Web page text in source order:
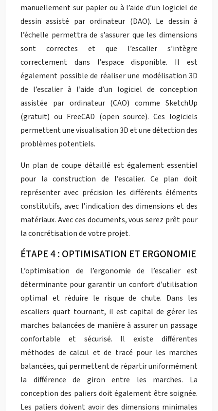
manuellement sur papier ou à l’aide d’un logiciel de
dessin assisté par ordinateur (DAO). Le dessin à
l’échelle permettra de s’assurer que les dimensions
sont correctes et que l’escalier s’intègre
correctement dans l’espace disponible. Il est
également possible de réaliser une modélisation 3D
de l’escalier à l’aide d’un logiciel de conception
assistée par ordinateur (CAO) comme SketchUp
(gratuit) ou FreeCAD (open source). Ces logiciels
permettent une visualisation 3D et une détection des
problèmes potentiels.
Un plan de coupe détaillé est également essentiel
pour la construction de l’escalier. Ce plan doit
représenter avec précision les différents éléments
constitutifs, avec l’indication des dimensions et des
matériaux. Avec ces documents, vous serez prêt pour
la concrétisation de votre projet.
ÉTAPE 4 : OPTIMISATION ET ERGONOMIE
L’optimisation de l’ergonomie de l’escalier est
déterminante pour garantir un confort d’utilisation
optimal et réduire le risque de chute. Dans les
escaliers quart tournant, il est capital de gérer les
marches balancées de manière à assurer un passage
confortable et sécurisé. Il existe différentes
méthodes de calcul et de tracé pour les marches
balancées, qui permettent de répartir uniformément
la différence de giron entre les marches. La
conception des paliers doit également être soignée.
Les paliers doivent avoir des dimensions minimales